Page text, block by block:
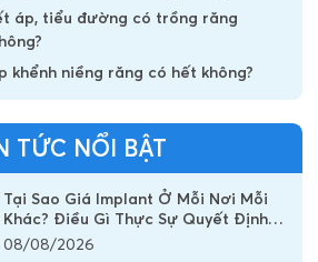
áp, tiểu đường có trồng răng
khểnh niềng răng có hết không?
TỨC NỔI BẬT
Tại Sao Giá Implant Ở Mỗi Nơi Mỗi
Khác? Điều Gì Thực Sự Quyết Định
Chi Phí Một Chiếc Răng Implant
08/08/2026